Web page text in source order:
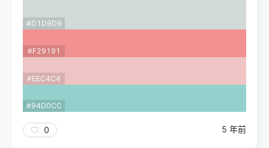
#D1D9D9
#F29191
#EEC4C4
#94D0CC
0 5 年前